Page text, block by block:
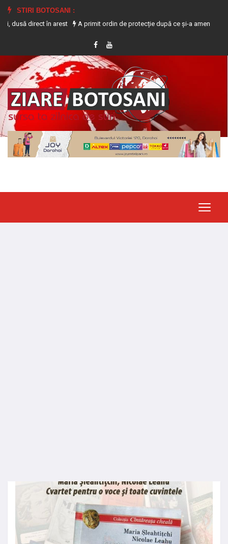
STIRI BOTOSANI :
în arest
A primit ordin de protecție după ce și-a amenințat partenera